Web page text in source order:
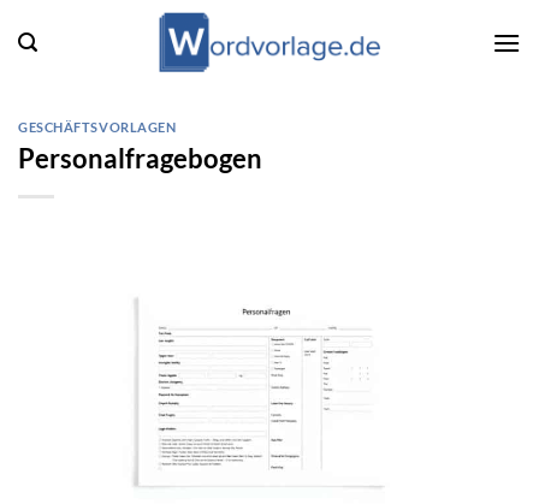
Inhalt
GESCHÄFTSVORLAGEN
Personalfragebogen